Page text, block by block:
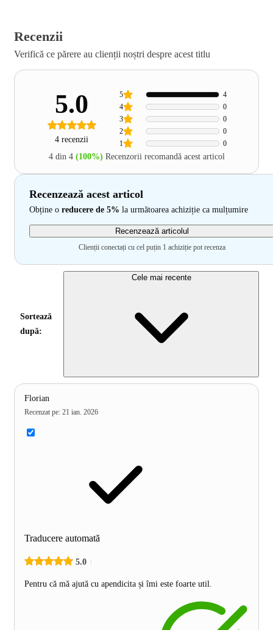
Recenzii
Verifică ce părere au clienții noștri despre acest titlu
5.0
4 recenzii 1 0
2 0
3 0
4 0
5 4
4 din 4 (100%) Recenzorii recomandă acest articol
Recenzează acest articol
Obține o reducere de 5% la următoarea achiziție ca mulțumire
Recenzează articolul
Clienții conectați cu cel puțin 1 achiziție pot recenza
Sortează
după:
Cele mai recente
Florian
Recenzat pe: 21 ian. 2026
Traducere automată
5.0
Pentru că mă ajută cu apendicita și îmi este foarte util.